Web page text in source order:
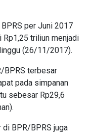
BPRS per Juni 2017
Rp1,25 triliun menjadi
(26/11/2017).
BPRS terbesar
pada simpanan
sebesar Rp29,6
di BPR/BPRS juga